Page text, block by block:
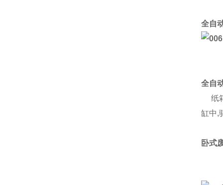
全自
全自
纸
缸中,
卧式